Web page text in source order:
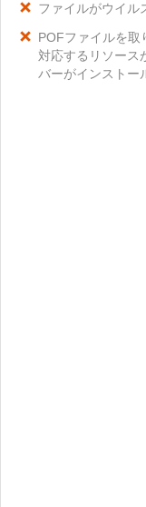
ファイルがウイル
POFファイルを取
対応するリソース
バーがインストー